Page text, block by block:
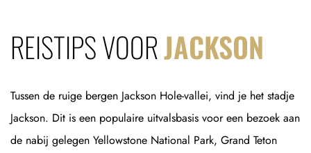
REISTIPS VOORJACKSON
Tussen de ruige bergen Jackson Hole-vallei, vind je het stadje
Jackson. Dit is een populaire uitvalsbasis voor een bezoek aan
de nabij gelegen Yellowstone National Park, Grand Teton